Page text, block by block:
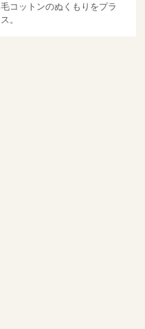
毛コットンのぬくもりをプラ
ス。